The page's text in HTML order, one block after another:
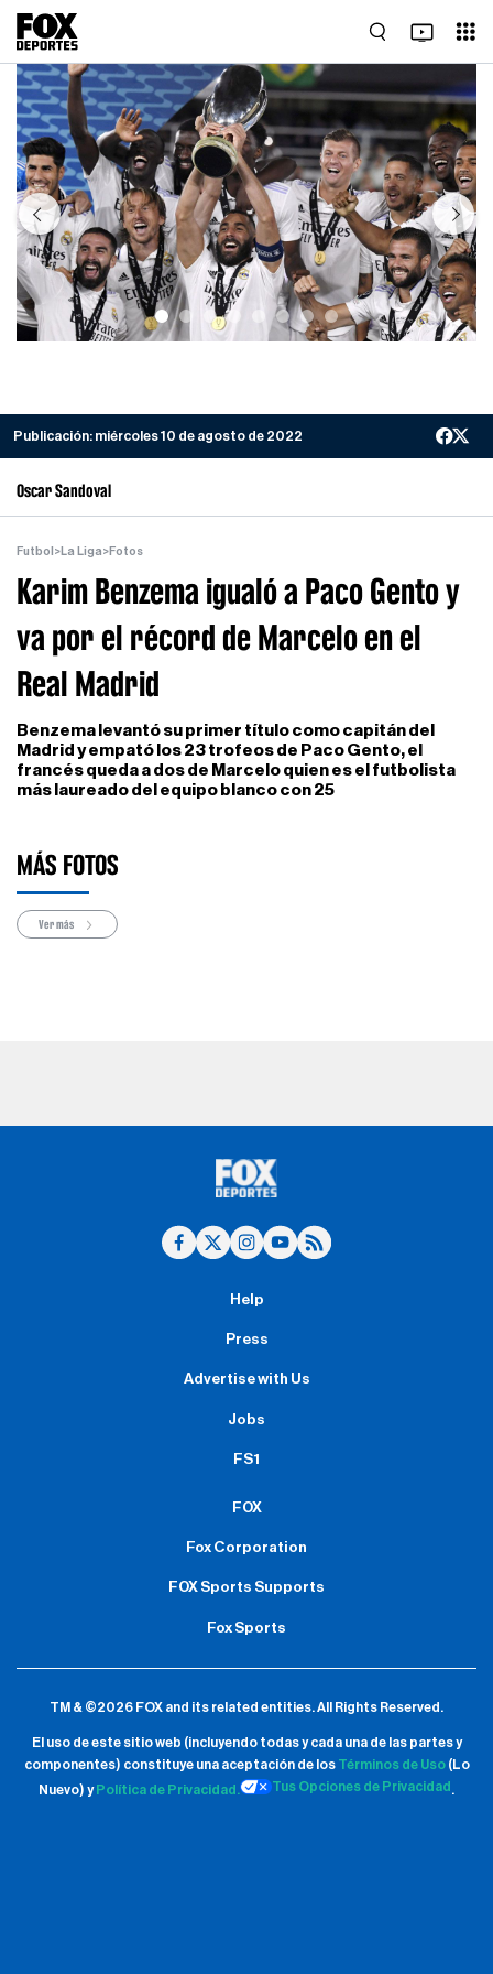
Previous Next
Publicación: miércoles 10 de agosto de 2022
Oscar Sandoval
Futbol >La Liga>Fotos
Karim Benzema igualó a Paco Gento y
va por el récord de Marcelo en el
Real Madrid
Benzema levantó su primer título como capitán del
Madrid y empató los 23 trofeos de Paco Gento, el
francés queda a dos de Marcelo quien es el futbolista
más laureado del equipo blanco con 25
MÁS FOTOS
Ver más
Help
Press
Advertise with Us
Jobs
FS1
FOX
Fox Corporation
FOX Sports Supports
Fox Sports
TM & ©2026 FOX and its related entities.All Rights Reserved.
El uso de este sitio web (incluyendo todas y cada una de las partes y
componentes) constituye una aceptación de los Términos de Uso(Lo
Nuevo) y Política de Privacidad. Tus Opciones de Privacidad .